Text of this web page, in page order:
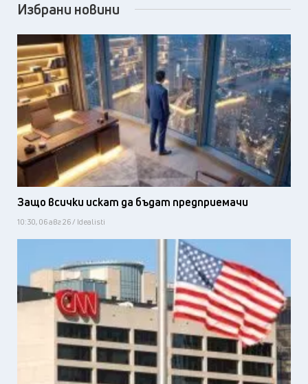
Избрани новини
Защо всички искат да бъдат предприемачи
10:30, 06 авг 26 / Idealisti